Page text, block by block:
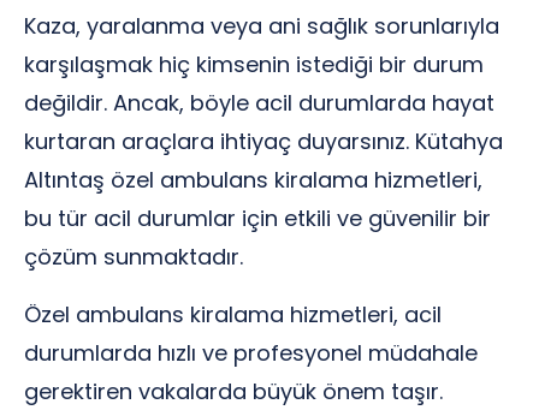
Kaza, yaralanma veya ani sağlık sorunlarıyla
karşılaşmak hiç kimsenin istediği bir durum
değildir. Ancak, böyle acil durumlarda hayat
kurtaran araçlara ihtiyaç duyarsınız. Kütahya
Altıntaş özel ambulans kiralama hizmetleri,
bu tür acil durumlar için etkili ve güvenilir bir
çözüm sunmaktadır.
Özel ambulans kiralama hizmetleri, acil
durumlarda hızlı ve profesyonel müdahale
gerektiren vakalarda büyük önem taşır.